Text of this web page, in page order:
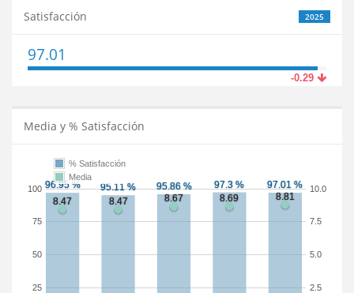
2025
Satisfacción
97.01
-0.29
Media y % Satisfacción
25
50
75
100
2.5
5.0
7.5
10.0
% Satisfacción
Media